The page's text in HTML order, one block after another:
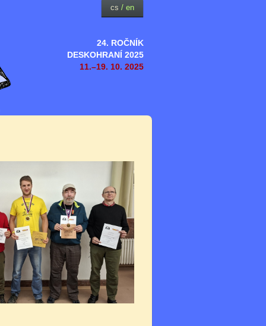
24. ROČNÍK
DESKOHRANÍ 2025
11.–19. 10. 2025
cs / en